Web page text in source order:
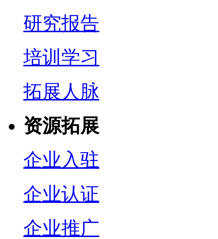
研究报告
培训学习
拓展人脉
资源拓展
企业入驻
企业认证
企业推广